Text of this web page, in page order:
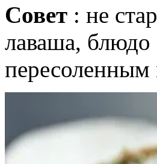
Совет : не
лаваша, блюдо
пересоленным